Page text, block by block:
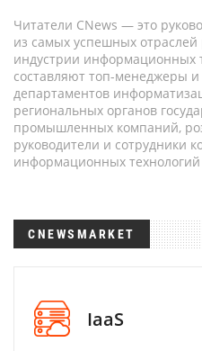
Читатели CNews — это
из самых успешных отраслей
индустрии информационных
составляют топ-менеджеры
департаментов
региональных органов
промышленных компаний,
руководители и сотрудники
информационных технологий
CNEWSMARKET
IaaS